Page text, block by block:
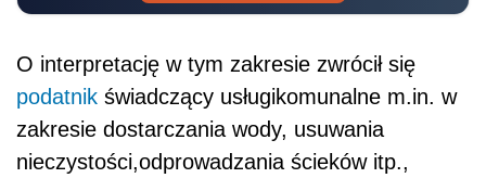
O interpretację w tym zakresie zwrócił się
podatnik świadczący usługikomunalne m.in. w
zakresie dostarczania wody, usuwania
nieczystości,odprowadzania ścieków itp.,